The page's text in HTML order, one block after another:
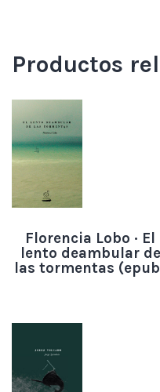
Productos
Florencia Lobo · El
lento deambular de
las tormentas